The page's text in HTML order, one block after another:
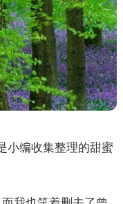
小编收集整理的甜蜜